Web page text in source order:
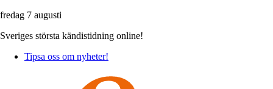
fredag 7 augusti
Sveriges största kändistidning online!
Tipsa oss om nyheter!